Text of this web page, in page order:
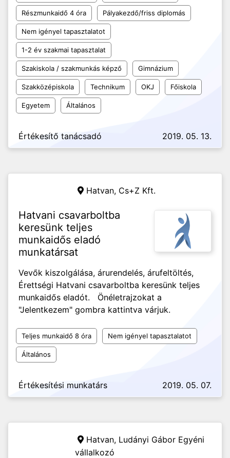
Részmunkaidő 4 óra Pályakezdő/friss diplomás
Nem igényel tapasztalatot
1-2 év szakmai tapasztalat
Szakiskola / szakmunkás képző Gimnázium
Szakközépiskola Technikum OKJ Főiskola
Egyetem Általános
Értékesítő tanácsadó 2019. 05. 13.
Hatvan, Cs+Z Kft.
Hatvani csavarboltba
keresünk teljes
munkaidős eladó
munkatársat
Vevők kiszolgálása, árurendelés, árufeltöltés,
Érettségi Hatvani csavarboltba keresünk teljes
munkaidős eladót. Önéletrajzokat a
"Jelentkezem" gombra kattintva várjuk.
Teljes munkaidő 8 óra Nem igényel tapasztalatot
Általános
Értékesítési munkatárs 2019. 05. 07.
Hatvan, Ludányi Gábor Egyéni
vállalkozó